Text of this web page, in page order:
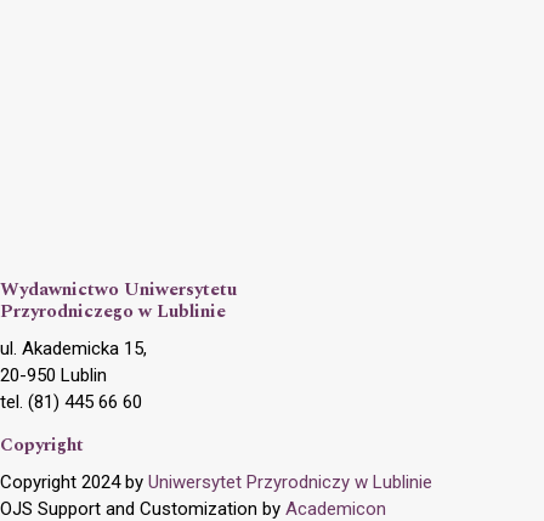
Wydawnictwo Uniwersytetu
Przyrodniczego w Lublinie
ul. Akademicka 15,
20-950 Lublin
tel. (81) 445 66 60
Copyright
Copyright 2024 by Uniwersytet Przyrodniczy w Lublinie
OJS Support and Customization by Academicon